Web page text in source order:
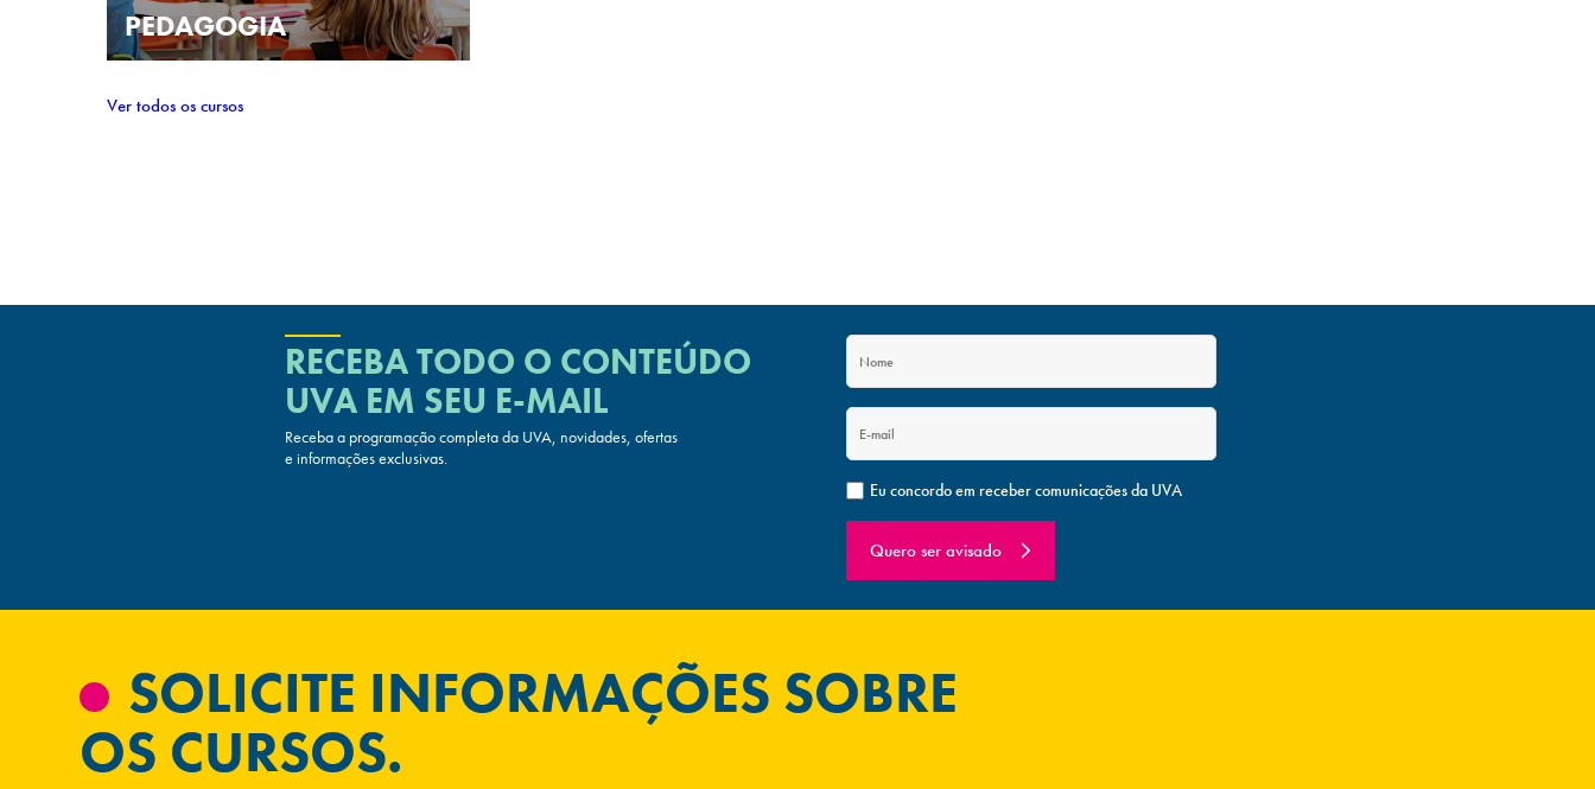
PEDAGOGIA
Ver todos os cursos
RECEBA TODO O CONTEÚDO
UVAEM SEU E-MAIL
Receba a programação completa da UVA, novidades, ofertas
e informações exclusivas.
Eu concordo em receber comunicações da UVA
Quero ser avisado
SOLICITE INFORMAÇÕES SOBRE
OS CURSOS.